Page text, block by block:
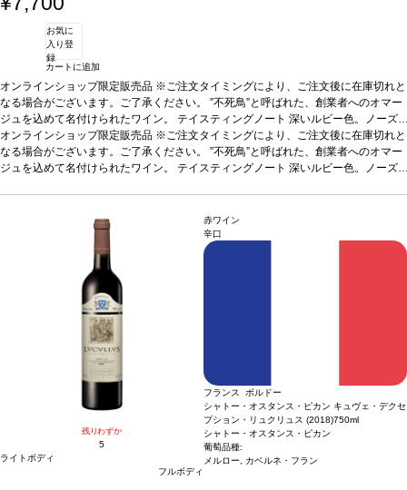
お気に
入り登
録
カートに追加
オンラインショップ限定販売品 ※ご注文タイミングにより、ご注文後に在庫切れと
なる場合がございます。ご了承ください。 ”不死鳥”と呼ばれた、創業者へのオマー
ジュを込めて名付けられたワイン。 テイスティングノート 深いルビー色。ノーズ
は濃いなめし革や熟したチェリーを示し、ほのかな胡椒が加わる。フルーティーで
スモーキーな味わいを感じ、中程度の心地よいタンニンを持つ。表情豊かで複雑な
一本。合う料理グリルやロースト肉、ストロングチーズなどと好相性葡萄品種メ
オンラインショップ限定販売品 ※ご注文タイミングにより、ご注文後に在庫切れと
なる場合がございます。ご了承ください。 ”不死鳥”と呼ばれた、創業者へのオマー
ジュを込めて名付けられたワイン。 テイスティングノート 深いルビー色。ノーズ
グリルやロースト肉、ストロングチーズなどと好相性
ルロー 80%、カベルネ・フラン 20%
残りわずか
5
ライトボディ
フルボディ
赤ワイン
辛口
フランス ボルドー
シャトー・オスタンス・ピカン キュヴェ・デクセ
プション・リュクリュス (2018)750ml
シャトー・オスタンス・ピカン
葡萄品種:
メルロー, カベルネ・フラン